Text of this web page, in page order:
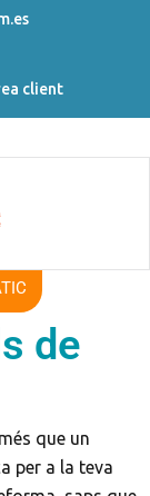
client
de
que un
per a la teva